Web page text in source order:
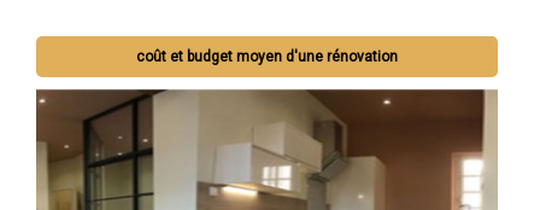
coût et budget moyen d'une rénovation